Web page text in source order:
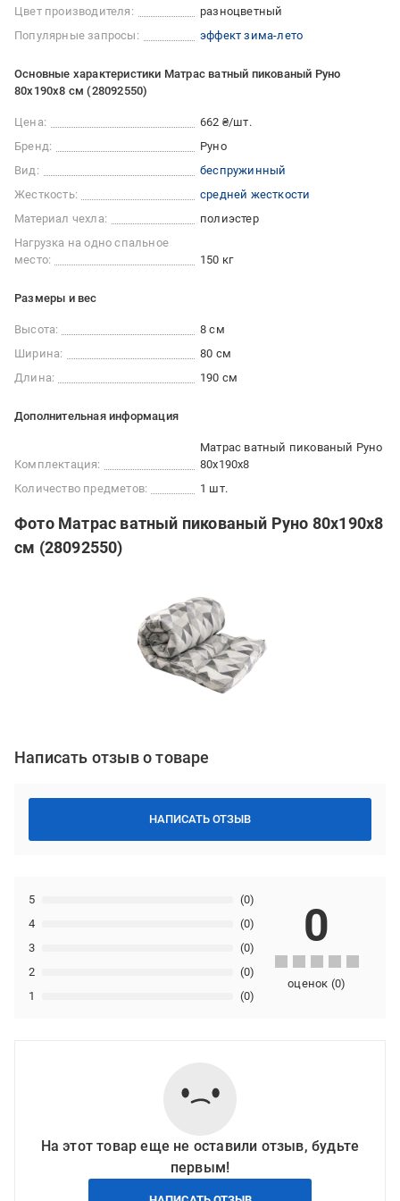
Цвет производителя:
разноцветный
Популярные запросы:
эффект зима-лето
Основные характеристики Матрас ватный пикованый Руно
80x190x8 см (28092550)
Цена:
662 ₴/шт.
Бренд:
Руно
Вид:
беспружинный
Жесткость:
средней жесткости
Материал чехла:
полиэстер
Нагрузка на одно спальное
место:
150 кг
Размеры и вес
Высота:
8 см
Ширина:
80 см
Длина:
190 см
Дополнительная информация
Комплектация:
Матрас ватный пикованый Руно
80x190x8
Количество предметов:
1 шт.
Фото Матрас ватный пикованый Руно 80x190x8
см (28092550)
Написать отзыв о товаре
НАПИСАТЬ ОТЗЫВ
1 (0)
2 (0)
3 (0)
4 (0)
5 (0)
0
оценок (0)
На этот товар еще не оставили отзыв, будьте
первым!